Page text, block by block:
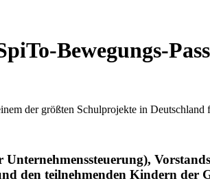
Bewegungs-
der größten Schulprojekte in
den teilnehmenden Kindern der